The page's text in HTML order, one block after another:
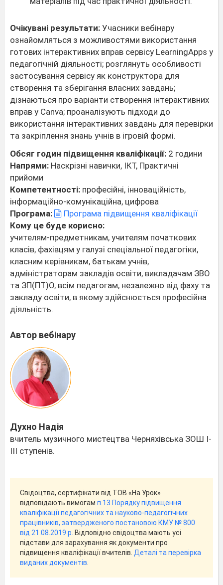
Очікувані результати: Учасники вебінару
ознайомляться з можливостями використання
готових інтерактивних вправ сервісу LearningApps у
педагогічній діяльності; розглянуть особливості
застосування сервісу як конструктора для
створення та зберігання власних завдань;
дізнаються про варіанти створення інтерактивних
вправ у Canva; проаналізують підходи до
використання інтерактивних завдань для перевірки
та закріплення знань учнів в ігровій формі.
Обсяг годин підвищення кваліфікації: 2 години
Напрями: Наскрізні навички, ІКТ, Практичні
прийоми
Компетентності: професійні, інноваційність,
інформаційно-комунікаційна, цифрова
Програма:
Програма підвищення кваліфікації
Кому це буде корисно:
учителям-предметникам, учителям початкових
класів, фахівцям у галузі спеціальної педагогіки,
класним керівникам, батькам учнів,
адміністраторам закладів освіти, викладачам ЗВО
та ЗП(ПТ)О, всім педагогам, незалежно від фаху та
закладу освіти, в якому здійснюється професійна
діяльність.
Автор вебінару
Духно Надія
вчитель музичного мистецтва Черняхівська ЗОШ І-
ІІІ ступенів.
Свідоцтва, сертифікати від ТОВ «На Урок»
відповідають вимогам п.13 Порядку підвищення
кваліфікації педагогічних та науково-педагогічних
працівників, затвердженого постановою КМУ № 800
від 21.08.2019 р. Відповідно свідоцтва мають усі
підстави для зарахування як документи про
підвищення кваліфікації вчителів. Деталі та перевірка
виданих документів.